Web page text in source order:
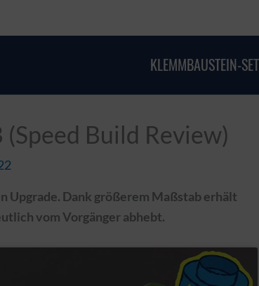
KLEMMBAUSTEIN-
Build Review)
Upgrade. Dank größerem Maßstab erhält
vom Vorgänger abhebt.